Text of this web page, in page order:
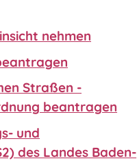
nehmen
Straßen -
beantragen
und
des Landes Baden-